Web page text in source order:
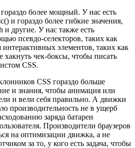
более мощный. У нас есть
и гораздо более гибкие значения,
и другие. У нас также есть
псевдо-селекторов, таких как
интерактивных элементов, таких как
чек-боксы, чтобы писать
CSS.
CSS гораздо больше
и знания, чтобы анимация или
и вели себя правильно. А движки
производительность не в ущерб
заряда батареи
Производители браузеров
на оптимизации движка, а не
за то, у кого есть задача, чтобы